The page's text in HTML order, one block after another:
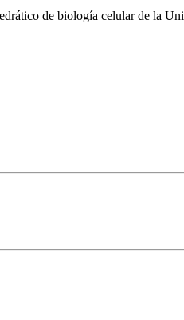
de biología celular de la